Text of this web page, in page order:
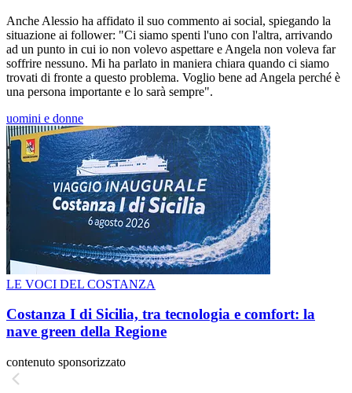
Anche Alessio ha affidato il suo commento ai social, spiegando la
situazione ai follower: "Ci siamo spenti l'uno con l'altra, arrivando
ad un punto in cui io non volevo aspettare e Angela non voleva far
soffrire nessuno. Mi ha parlato in maniera chiara quando ci siamo
trovati di fronte a questo problema. Voglio bene ad Angela perché è
una persona importante e lo sarà sempre".
uomini e donne
LE VOCI DEL COSTANZA
Costanza I di Sicilia, tra tecnologia e comfort: la
nave green della Regione
contenuto sponsorizzato